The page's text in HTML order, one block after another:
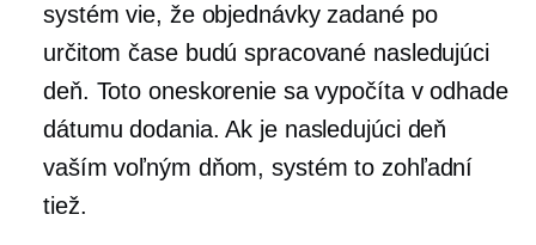
systém vie, že objednávky zadané po
určitom čase budú spracované nasledujúci
deň. Toto oneskorenie sa vypočíta v odhade
dátumu dodania. Ak je nasledujúci deň
vaším voľným dňom, systém to zohľadní
tiež.